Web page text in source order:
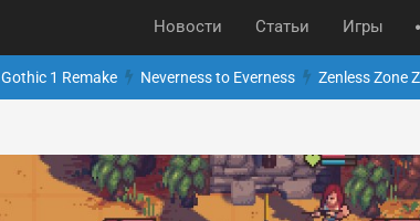
Новости Статьи Игры
Gothic 1 Remake Neverness to Everness Zenless Zone